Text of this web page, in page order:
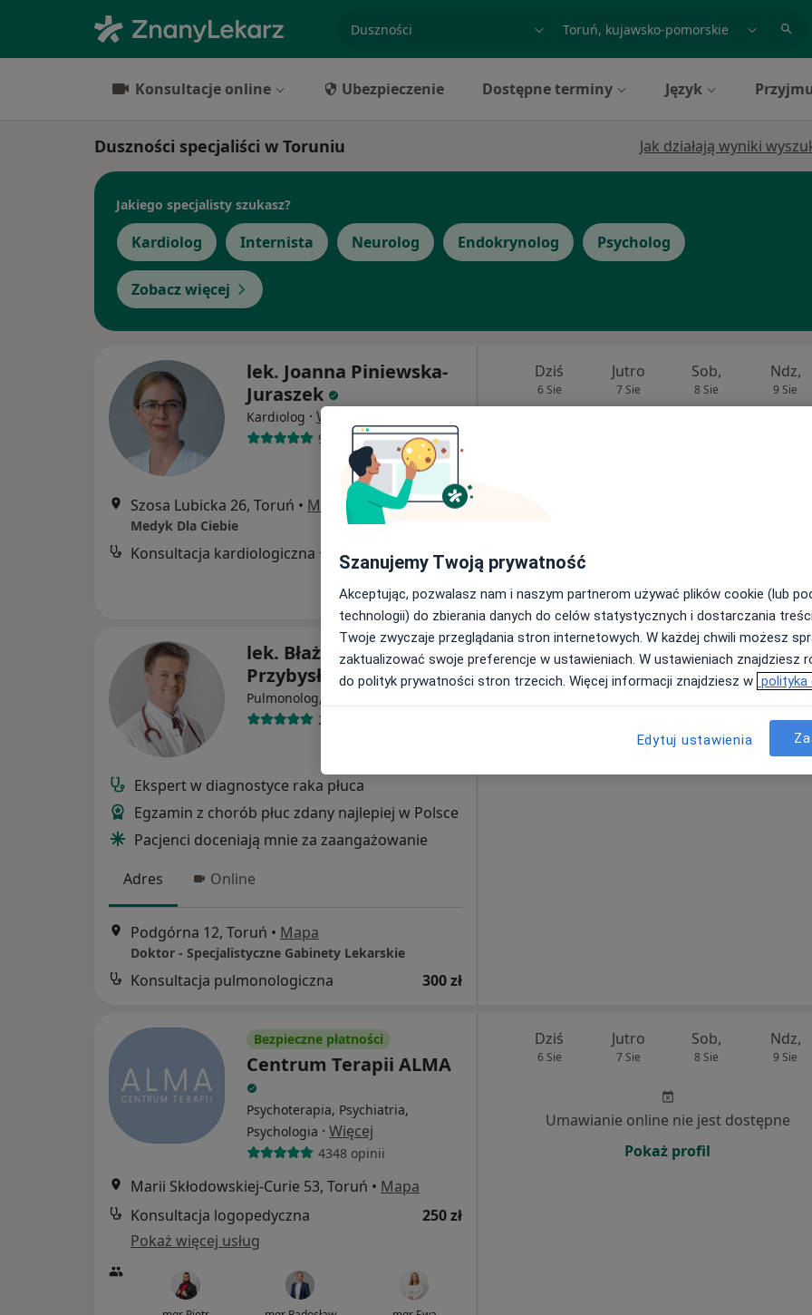
specjalizacja, badanie lub nazwiskomiasto lub dzielnica
Konsultacje online Ubezpieczenie Dostępne terminy Język
Duszności specjaliści w Toruniu Jak działają wyniki
Jakiego specjalisty szukasz?
Kardiolog Internista Neurolog Endokrynolog Psycholog
Zobacz więcej
lek. Joanna Piniewska-
Juraszek
Kardiolog · Więcej
95 opinii
Szosa Lubicka 26, Toruń • Mapa
Medyk Dla Ciebie
Konsultacja kardiologiczna + EKG 270 zł
Dziś
6 Sie
Jutro
7 Sie
Sob,
8 Sie
Ndz,
9 Sie
lek. Błażej
Przybysławski
Pulmonolog, Internista
267 opinii
Ekspert w diagnostyce raka płuca
Egzamin z chorób płuc zdany najlepiej w Polsce
Pacjenci doceniają mnie za zaangażowanie
Adres
Online
Podgórna 12, Toruń • Mapa
Doktor - Specjalistyczne Gabinety Lekarskie
Konsultacja pulmonologiczna 300 zł
Dziś Jutro Sob, Ndz,
9 Sie
Umawianie online nie jest dostępne
Bezpieczne płatności
Centrum Terapii ALMA
Psychoterapia, Psychiatria,
Psychologia · Więcej
4348 opinii
Marii Skłodowskiej-Curie 53, Toruń • Mapa
Konsultacja logopedyczna
250 zł
Pokaż więcej usług
Dziś
6 Sie
Jutro
7 Sie
Sob,
8 Sie
Ndz,
9 Sie
Umawianie online nie jest dostępne
Pokaż profil
Szanujemy Twoją prywatność
Akceptując, pozwalasz nam i naszym partnerom używać plików cookie (lub
technologii) do zbierania danych do celów statystycznych i dostarczania
Twoje zwyczaje przeglądania stron internetowych. W każdej chwili możesz
zaktualizować swoje preferencje w ustawieniach. W ustawieniach znajdziesz
do polityk prywatności stron trzecich. Więcej informacji znajdziesz w polityka
Edytuj ustawienia